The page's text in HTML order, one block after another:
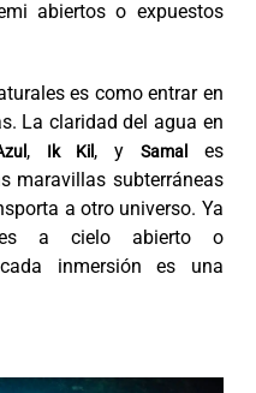
abiertos o expuestos
es como entrar en
La claridad del agua en
, Ik Kil, y Samales
maravillas subterráneas
a otro universo. Ya
a cielo abierto o
inmersión es una